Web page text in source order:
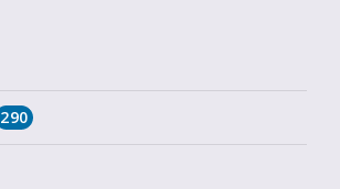
290